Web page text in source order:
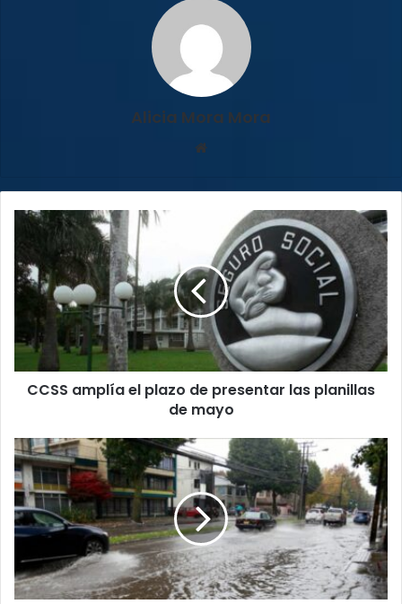
Alicia Mora Mora
CCSS
plazo
de
presentar
planillas
de
mayo
CCSS amplía el plazo de presentar las planillas
de mayo
Un
total
de
93
incidentes
se
reportaron
en
un